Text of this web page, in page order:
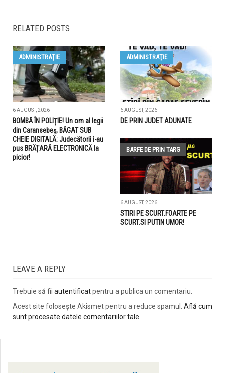
RELATED POSTS
ADMINISTRAŢIE
6 AUGUST, 2026
BOMBĂ ÎN POLIȚIE! Un om al legii
din Caransebeș, BĂGAT SUB
CHEIE DIGITALĂ: Judecătorii i-au
pus BRĂȚARĂ ELECTRONICĂ la
picior!
ADMINISTRAŢIE
6 AUGUST, 2026
DE PRIN JUDET ADUNATE
BARFE DE PRIN TARG
6 AUGUST, 2026
STIRI PE SCURT.FOARTE PE
SCURT.SI PUTIN UMOR!
LEAVE A REPLY
Trebuie să fii autentificatpentru a publica un comentariu.
Acest site folosește Akismet pentru a reduce spamul. Află cum
sunt procesate datele comentariilor tale